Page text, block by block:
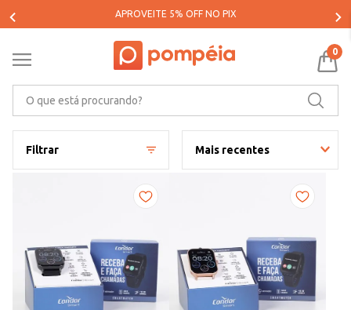
PARCELE SUAS COMPRAS EM ATÉ 5X SEM JUROS*
0
Filtrar Mais recentes